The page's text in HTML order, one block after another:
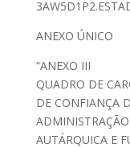
ANEXO ÚNICO
“ANEXO III
QUADRO DE
DE CONFIANÇA
AUTÁRQUICA E